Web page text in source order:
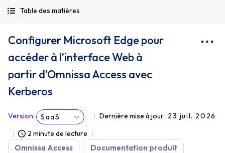
Table des matières
Configurer Microsoft Edge pour
accéder à l’interface Web à
partir d’Omnissa Access avec
Kerberos
Version: SaaS Dernière mise à jour 23 juil. 2026
2 minute de lecture
Omnissa Access Documentation produit